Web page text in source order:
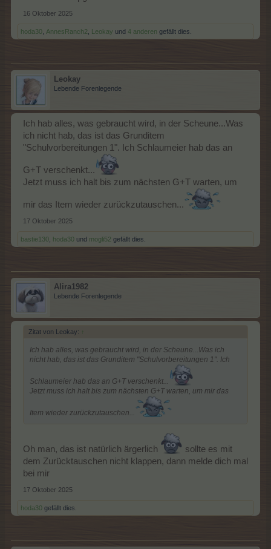
16 Oktober 2025
hoda30 AnnesRanch2 Leokay und 4 anderen gefällt dies.
Leokay
Lebende Forenlegende
Ich hab alles, was gebraucht wird, in der Scheune...Was
ich nicht hab, das ist das Grunditem
"Schulvorbereitungen 1". Ich Schlaumeier hab das an
G+T verschenkt...
Jetzt muss ich halt bis zum nächsten G+T warten, um
mir das Item wieder zurückzutauschen...
17 Oktober 2025
bastie130 hoda30 und mogli52 gefällt dies.
Alira1982
Lebende Forenlegende
Zitat von Leokay: ↑
Ich hab alles, was gebraucht wird, in der Scheune...Was ich
nicht hab, das ist das Grunditem "Schulvorbereitungen 1". Ich
Schlaumeier hab das an G+T verschenkt...
Jetzt muss ich halt bis zum nächsten G+T warten, um mir das
Item wieder zurückzutauschen...
Oh man, das ist natürlich ärgerlich
sollte es mit
dem Zurücktauschen nicht klappen, dann melde dich mal
bei mir
17 Oktober 2025
hoda30 gefällt dies.